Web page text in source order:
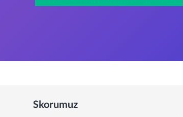
Skorumuz